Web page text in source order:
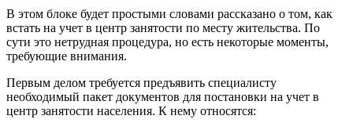
В этом блоке будет простыми словами рассказано о том, как
встать на учет в центр занятости по месту жительства. По
сути это нетрудная процедура, но есть некоторые моменты,
требующие внимания.
Первым делом требуется предъявить специалисту
необходимый пакет документов для постановки на учет в
центр занятости населения. К нему относятся: